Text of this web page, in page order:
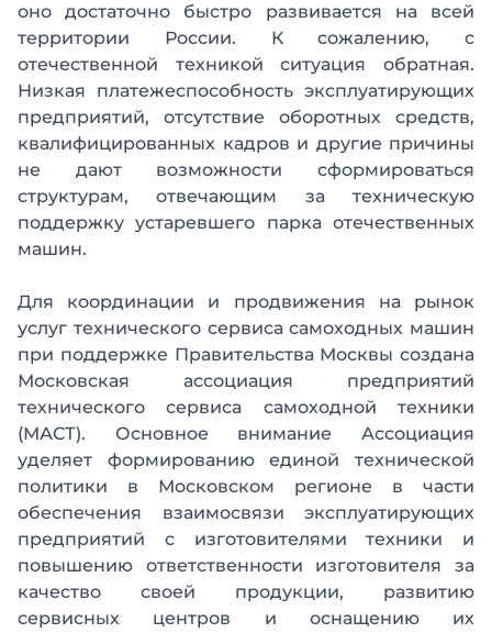
оно достаточно быстро развивается на всей
территории России. К сожалению, с
отечественной техникой ситуация обратная.
Низкая платежеспособность эксплуатирующих
предприятий, отсутствие оборотных средств,
квалифицированных кадров и другие причины
не дают возможности сформироваться
структурам, отвечающим за техническую
поддержку устаревшего парка отечественных
машин.
Для координации и продвижения на рынок
услуг технического сервиса самоходных машин
при поддержке Правительства Москвы создана
Московская ассоциация предприятий
технического сервиса самоходной техники
(МАСТ). Основное внимание Ассоциация
уделяет формированию единой технической
политики в Московском регионе в части
обеспечения взаимосвязи эксплуатирующих
предприятий с изготовителями техники и
повышению ответственности изготовителя за
качество своей продукции, развитию
сервисных центров и оснащению их